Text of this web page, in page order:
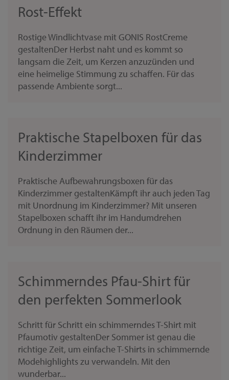
Rost-Effekt
Rostige Windlichtvase mit GONIS RostCreme
gestaltenDer Herbst naht und es kommt so
langsam die Zeit, um Kerzen anzuzünden und
eine heimelige Stimmung zu schaffen. Für das
passende Ambiente sorgt...
Praktische Stapelboxen für das
Kinderzimmer
Praktische Aufbewahrungsboxen für das
Kinderzimmer gestaltenKämpft ihr auch jeden Tag
mit Unordnung im Kinderzimmer? Mit unseren
Stapelboxen schafft ihr im Handumdrehen
Ordnung in den Räumen der...
Schimmerndes Pfau-Shirt für
den perfekten Sommerlook
Schritt für Schritt ein schimmerndes T-Shirt mit
Pfaumotiv gestaltenDer Sommer ist genau die
richtige Zeit, um einfache T-Shirts in schimmernde
Modehighlights zu verwandeln. Mit den
wunderbar...